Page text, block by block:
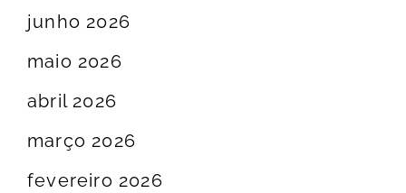
junho 2026
maio 2026
abril 2026
março 2026
fevereiro 2026